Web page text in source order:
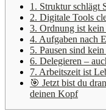
1. Struktur schlägt
2. Digitale Tools
3. Ordnung ist
4. Aufgaben nach
5. Pausen sind
6. Delegieren –
7. Arbeitszeit ist
🎯 Jetzt bist du
deinen Kopf